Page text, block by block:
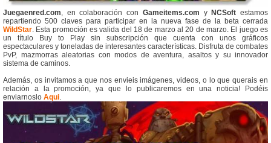
Juegaenred.com, en colaboración con Gameitems.com y NCSoft estamos
repartiendo 500 claves para participar en la nueva fase de la beta cerrada
WildStar. Esta promoción es valida del 18 de marzo al 20 de marzo. El juego es
un título Buy to Play sin subscripción que cuenta con unos gráficos
espectaculares y toneladas de interesantes características. Disfruta de combates
PvP, mazmorras aleatorias con modos de aventura, asaltos y su innovador
sistema de caminos.
Además, os invitamos a que nos envieis imágenes, videos, o lo que querais en
relación a la promoción, ya que lo publicaremos en una noticia! Podéis
enviarnoslo Aqui.